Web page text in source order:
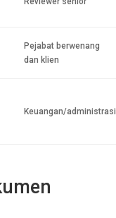
Pejabat berwenang
dan klien
Keuangan/administrasi